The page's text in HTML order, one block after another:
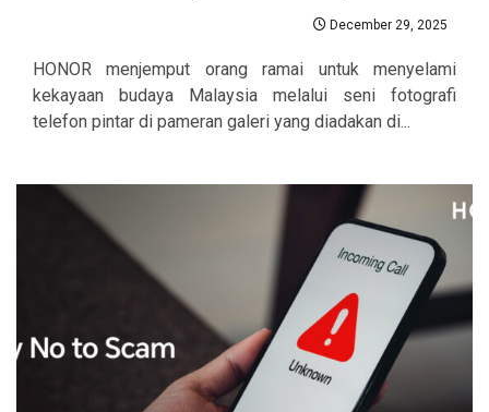
December 29, 2025
HONOR menjemput orang ramai untuk menyelami
kekayaan budaya Malaysia melalui seni fotografi
telefon pintar di pameran galeri yang diadakan di...